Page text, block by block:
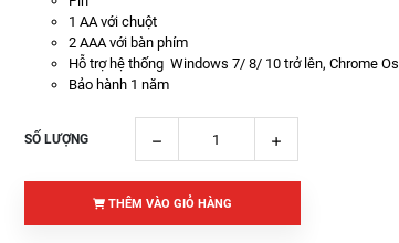
1 AA với chuột
2 AAA với bàn phím
Hỗ trợ hệ thống Windows 7/ 8/ 10 trở lên, Chrome Os
Bảo hành 1 năm
SỐ LƯỢNG
THÊM VÀO GIỎ HÀNG